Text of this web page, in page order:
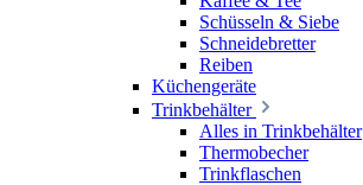
Schüsseln & Siebe
Schneidebretter
Reiben
Küchengeräte
Trinkbehälter
Alles in Trinkbehälter
Thermobecher
Trinkflaschen